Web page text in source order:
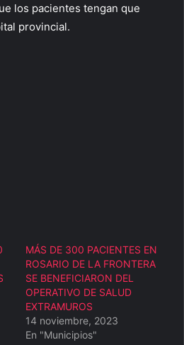
los pacientes tengan que
provincial.
MÁS DE 300 PACIENTES EN
ROSARIO DE LA FRONTERA
SE BENEFICIARON DEL
OPERATIVO DE SALUD
EXTRAMUROS
14 noviembre, 2023
En "Municipios"